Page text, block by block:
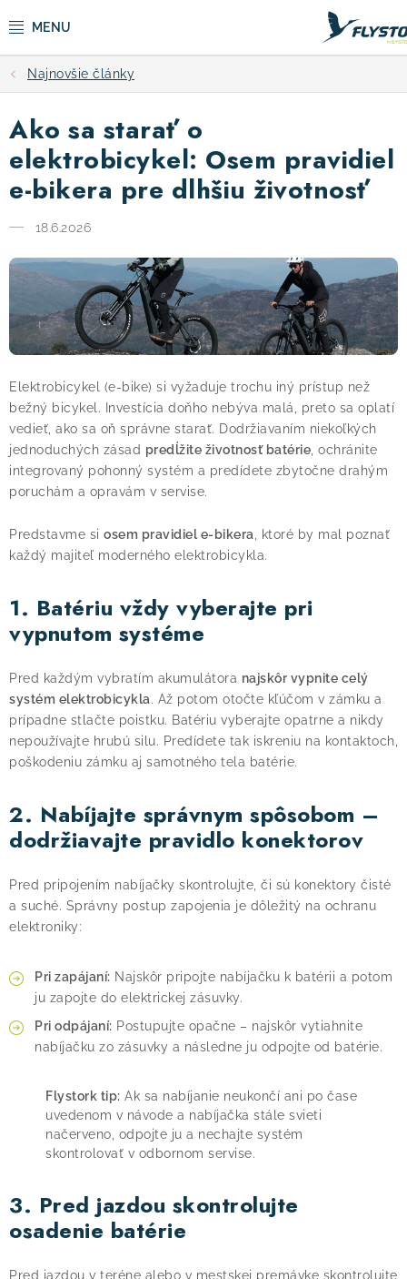
na
CYKLISTIKA
ZIMNÉ ŠPORTY
KOLOBEŽKY
OBLEČENIE A TOPÁNKY
DOPLNKY
CAMPING
VÝPREDAJ
! Akcie ! Obchodné podmienky Doprava a platba
Najnovšie články
Ako sa starať o
elektrobicykel: Osem pravidiel
e-bikera pre dlhšiu životnosť
18.6.2026
Elektrobicykel (e-bike) si vyžaduje trochu iný prístup než
bežný bicykel. Investícia doňho nebýva malá, preto sa oplatí
vedieť, ako sa oň správne starať. Dodržiavaním niekoľkých
jednoduchých zásad predĺžite životnosť batérie , ochránite
integrovaný pohonný systém a predídete zbytočne drahým
poruchám a opravám v servise.
Predstavme si osem pravidiel e-bikera , ktoré by mal poznať
každý majiteľ moderného elektrobicykla.
1. Batériu vždy vyberajte pri
vypnutom systéme
Pred každým vybratím akumulátora najskôr vypnite celý
systém elektrobicykla. Až potom otočte kľúčom v zámku a
prípadne stlačte poistku. Batériu vyberajte opatrne a nikdy
nepoužívajte hrubú silu. Predídete tak iskreniu na kontaktoch,
poškodeniu zámku aj samotného tela batérie.
2. Nabíjajte správnym spôsobom –
dodržiavajte pravidlo konektorov
Pred pripojením nabíjačky skontrolujte, či sú konektory čisté
a suché. Správny postup zapojenia je dôležitý na ochranu
elektroniky:
Pri zapájaní: Najskôr pripojte nabíjačku k batérii a potom
ju zapojte do elektrickej zásuvky.
Pri odpájaní: Postupujte opačne – najskôr vytiahnite
nabíjačku zo zásuvky a následne ju odpojte od batérie.
Flystork tip: Ak sa nabíjanie neukončí ani po čase
uvedenom v návode a nabíjačka stále svieti
načerveno, odpojte ju a nechajte systém
skontrolovať v odbornom servise.
3. Pred jazdou skontrolujte
osadenie batérie
Pred jazdou v teréne alebo v mestskej premávke skontrolujte